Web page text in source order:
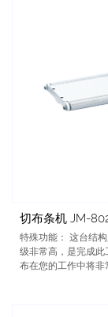
切布条机 JM-
特殊功能： 这台结
级非常高，是完成
布在您的工作中将非